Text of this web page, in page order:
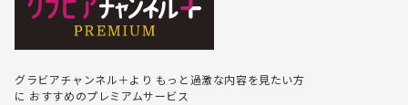
グラビアチャンネル＋より もっと過激な内容を見たい方
に おすすめのプレミアムサービス